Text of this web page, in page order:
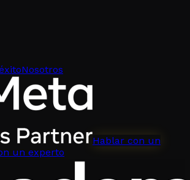
Nosotros
Hablar con un
un experto